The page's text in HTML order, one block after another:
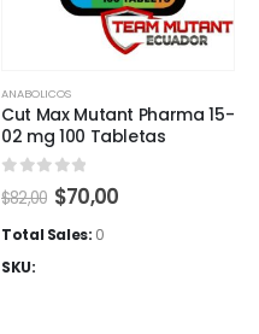
ANABOLICOS
Cut Max Mutant Pharma 15-
02 mg 100 Tabletas
0 out of 5
$82,00 El
precio
original
$70,00El
Total Sales: 0
SKU: